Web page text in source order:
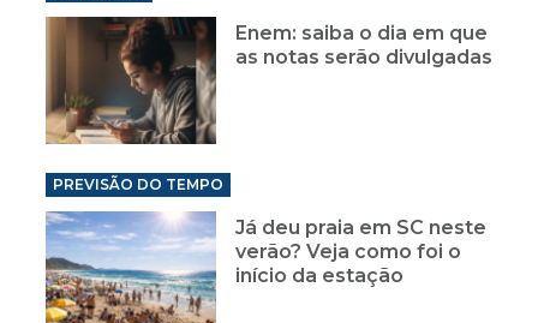
Enem: saiba o dia em que
as notas serão divulgadas
PREVISÃO DO TEMPO
Já deu praia em SC neste
verão? Veja como foi o
início da estação